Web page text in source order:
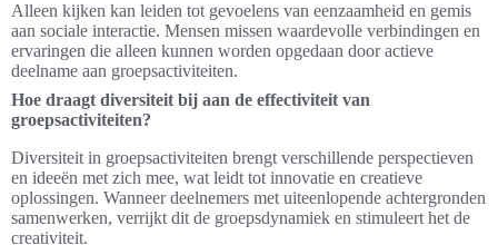
Alleen kijken kan leiden tot gevoelens van eenzaamheid en gemis
aan sociale interactie. Mensen missen waardevolle verbindingen en
ervaringen die alleen kunnen worden opgedaan door actieve
deelname aan groepsactiviteiten.
Hoe draagt diversiteit bij aan de effectiviteit van
groepsactiviteiten?
Diversiteit in groepsactiviteiten brengt verschillende perspectieven
en ideeën met zich mee, wat leidt tot innovatie en creatieve
oplossingen. Wanneer deelnemers met uiteenlopende achtergronden
samenwerken, verrijkt dit de groepsdynamiek en stimuleert het de
creativiteit.